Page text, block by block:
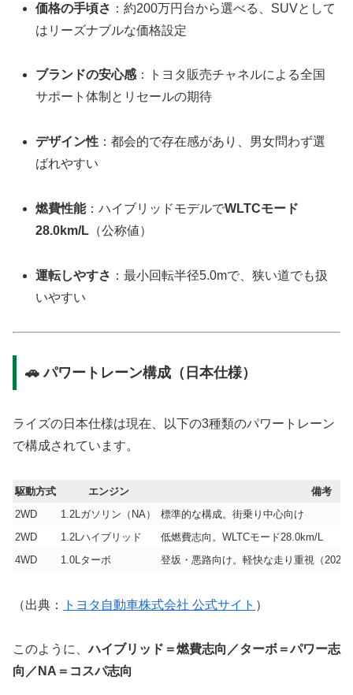
価格の手頃さ ：約200万円台から選べる、SUVとして
はリーズナブルな価格設定
ブランドの安心感 ：トヨタ販売チャネルによる全国
サポート体制とリセールの期待
デザイン性 ：都会的で存在感があり、男女問わず選
ばれやすい
燃費性能：ハイブリッドモデルでWLTCモード
28.0km/L （公称値）
運転しやすさ ：最小回転半径5.0mで、狭い道でも扱
いやすい
🚗 パワートレーン構成（日本仕様）
ライズの日本仕様は現在、以下の3種類のパワートレーン
で構成されています。
駆動方式 エンジン
備考
2WD
1.2Lガソリン（NA）
標準的な構成。街乗り中心向け
2WD
1.2Lハイブリッド
低燃費志向。WLTCモード28.0km/L
4WD
1.0Lターボ 登坂・悪路向け。軽快な走り重視（2021
（出典： トヨタ自動車株式会社 公式サイト ）
このように、ハイブリッド＝燃費志向／ターボ＝パワー志
向／NA＝コスパ志向